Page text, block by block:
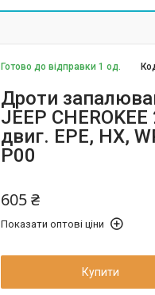
Готово до відправки 1 од.
Дроти
JEEP
двиг. EPE, HX,
P00
605 ₴
Показати оптові ціни
Купити